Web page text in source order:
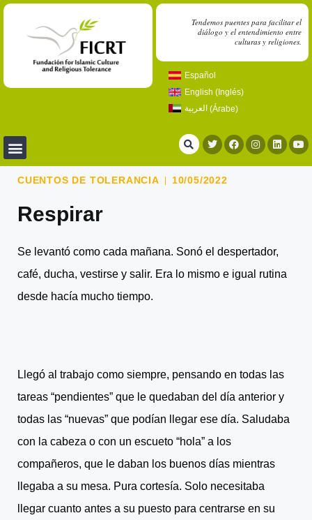
Tendemos puentes para facilitar el
diálogo y el entendimiento entre
culturas y religiones.
Español
English (Inglés)
العربية (Árabe)
CUENTOS DE TOLERANCIA 10/05/2022
Respirar
Se levantó como cada mañana. Sonó el despertador,
café, ducha, vestirse y salir. Era lo mismo e igual rutina
desde hacía mucho tiempo.
Llegó al trabajo como siempre, pensando en todas las
tareas “pendientes” que le quedaban del día anterior y
todas las “nuevas” que podían llegar ese día. Saludaba
con la cabeza o con un escueto “hola” a los
compañeros, que le daban los buenos días mientras
llegaba a su mesa. Pura cortesía. Solo necesitaba
llegar cuanto antes a su puesto para centrarse en su